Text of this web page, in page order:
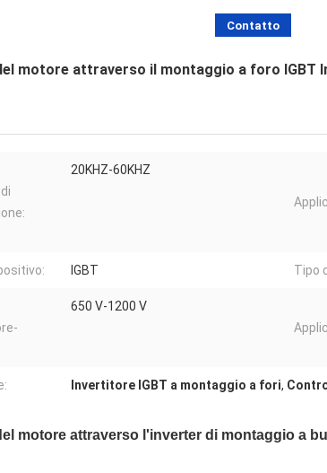
Contatto
motore attraverso il montaggio a foro IGBT
20KHZ-60KHZ
IGBT Tipo
650 V-1200 V
Invertitore IGBT a montaggio a fori,
motore attraverso l'inverter di montaggio a